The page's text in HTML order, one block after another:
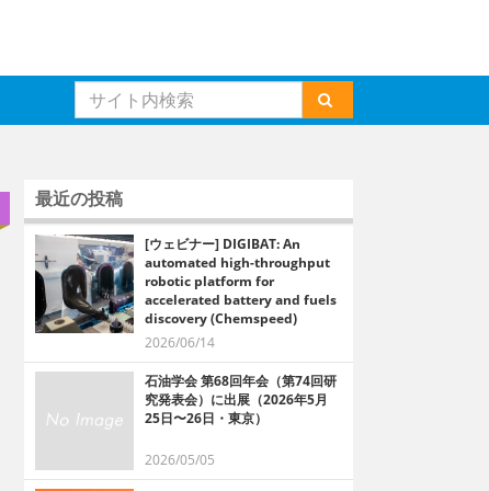
最近の投稿
[ウェビナー] DIGIBAT: An
automated high-throughput
robotic platform for
accelerated battery and fuels
discovery (Chemspeed)
2026/06/14
石油学会 第68回年会（第74回研
究発表会）に出展（2026年5月
25日〜26日・東京）
2026/05/05